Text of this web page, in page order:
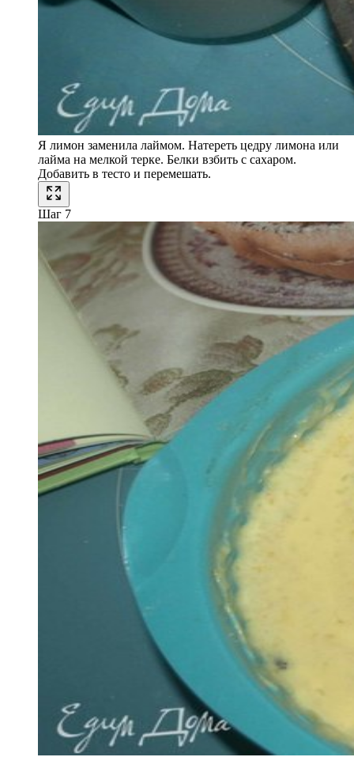
Я лимон заменила лаймом. Натереть цедру лимона или
лайма на мелкой терке. Белки взбить с сахаром.
Добавить в тесто и перемешать.
Шаг 7